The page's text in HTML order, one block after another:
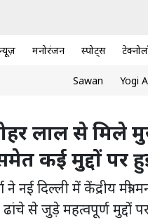
मनोरंजन स्पोर्ट्स
Sawan Yogi
लाल से मिले
कई मुद्दों पर
ने नई दिल्ली में केंद्रीय
से जुड़े महत्वपूर्ण मुद्दों